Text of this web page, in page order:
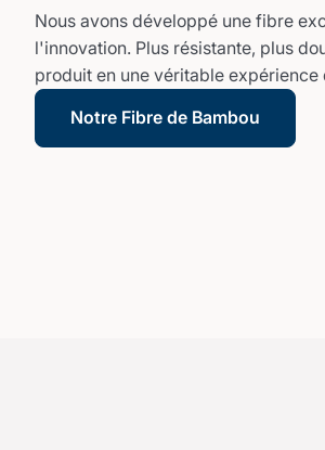
Nous avons développé une fibre
l'innovation. Plus résistante, plus
produit en une véritable expérience
Notre Fibre de Bambou